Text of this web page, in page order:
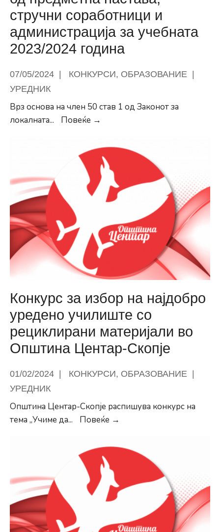
стручни соработници и
администрација за учебната
2023/2024 година
07/05/2024 КОНКУРСИ, ОБРАЗОВАНИЕ
УРЕДНИК
Врз основа на член 50 став 1 од Законот за
локалната... Повеќе →
доделување
награди
за
најдобри
наставници
одделенска
и
од
настава,
стручни
соработници
и
администрација
за
учебната
2023/2024
Конкурс за избор на најдобро
уредено училиште со
рециклирани материјали во
Општина Центар-Скопје
01/02/2024 | КОНКУРСИ, ОБРАЗОВАНИЕ |
УРЕДНИК
Општина Центар-Скопје распишува конкурс на
тема „Учиме да... Повеќе →
избор
уредено
рециклирани